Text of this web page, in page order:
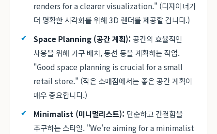
renders for a clearer visualization." (디자이너가
더 명확한 시각화를 위해 3D 렌더를 제공할 겁니다.)
Space Planning (공간 계획): 공간의 효율적인
사용을 위해 가구 배치, 동선 등을 계획하는 작업.
"Good space planning is crucial for a small
retail store." (작은 소매점에서는 좋은 공간 계획이
매우 중요합니다.)
Minimalist (미니멀리스트): 단순하고 간결함을
추구하는 스타일. "We're aiming for a minimalist